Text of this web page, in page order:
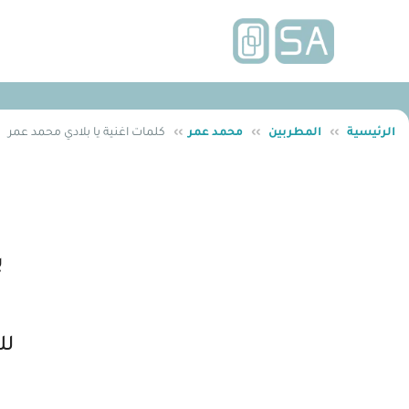
الرئيسية ›› المطربين ›› محمد عمر ›› كلمات اغنية يا بلادي محمد عمر